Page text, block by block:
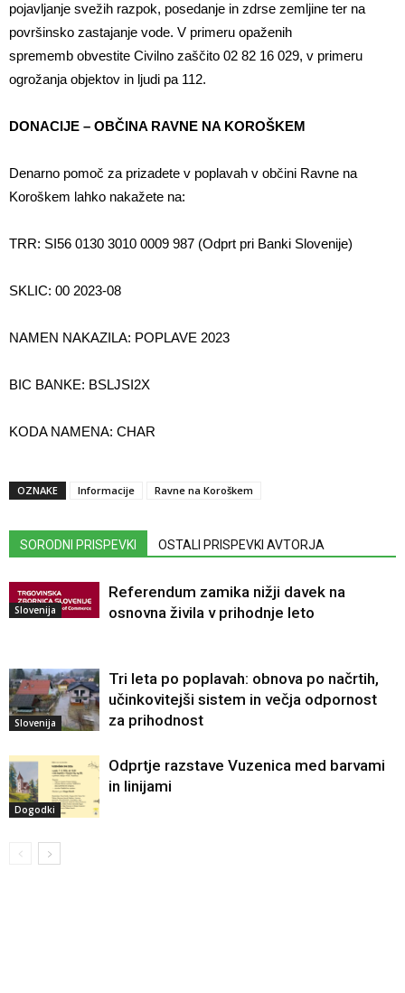
pojavljanje svežih razpok, posedanje in zdrse zemljine ter na
površinsko zastajanje vode. V primeru opaženih
sprememb obvestite Civilno zaščito 02 82 16 029, v primeru
ogrožanja objektov in ljudi pa 112.
DONACIJE – OBČINA RAVNE NA KOROŠKEM
Denarno pomoč za prizadete v poplavah v občini Ravne na
Koroškem lahko nakažete na:
TRR: SI56 0130 3010 0009 987 (Odprt pri Banki Slovenije)
SKLIC: 00 2023-08
NAMEN NAKAZILA: POPLAVE 2023
BIC BANKE: BSLJSI2X
KODA NAMENA: CHAR
OZNAKE Informacije Ravne na Koroškem
SORODNI PRISPEVKI OSTALI PRISPEVKI AVTORJA
Slovenija
Referendum zamika nižji davek na
osnovna živila v prihodnje leto
Slovenija
Tri leta po poplavah: obnova po načrtih,
učinkovitejši sistem in večja odpornost
za prihodnost
Dogodki
Odprtje razstave Vuzenica med barvami
in linijami